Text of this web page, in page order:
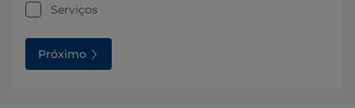
Serviços
Próximo